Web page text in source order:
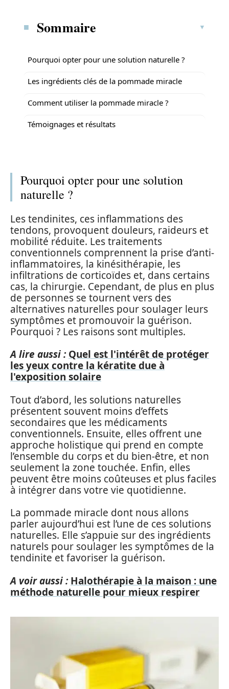
Sommaire
Pourquoi opter pour une solution naturelle ?
Les ingrédients clés de la pommade miracle
Comment utiliser la pommade miracle ?
Témoignages et résultats
Pourquoi opter pour une solution
naturelle ?
Les tendinites, ces inflammations des
tendons, provoquent douleurs, raideurs et
mobilité réduite. Les traitements
conventionnels comprennent la prise d’anti-
inflammatoires, la kinésithérapie, les
infiltrations de corticoïdes et, dans certains
cas, la chirurgie. Cependant, de plus en plus
de personnes se tournent vers des
alternatives naturelles pour soulager leurs
symptômes et promouvoir la guérison.
Pourquoi ? Les raisons sont multiples.
A lire aussi : Quel est l'intérêt de protéger
les yeux contre la kératite due à
l'exposition solaire
Tout d’abord, les solutions naturelles
présentent souvent moins d’effets
secondaires que les médicaments
conventionnels. Ensuite, elles offrent une
approche holistique qui prend en compte
l’ensemble du corps et du bien-être, et non
seulement la zone touchée. Enfin, elles
peuvent être moins coûteuses et plus faciles
à intégrer dans votre vie quotidienne.
La pommade miracle dont nous allons
parler aujourd’hui est l’une de ces solutions
naturelles. Elle s’appuie sur des ingrédients
naturels pour soulager les symptômes de la
tendinite et favoriser la guérison.
A voir aussi : Halothérapie à la maison : une
méthode naturelle pour mieux respirer